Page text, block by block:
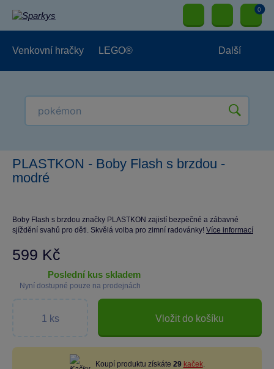
0
Venkovní hračky LEGO® Další
PLASTKON - Boby Flash s brzdou -
modré
Boby Flash s brzdou značky PLASTKON zajistí bezpečné a zábavné
sjíždění svahů pro děti. Skvělá volba pro zimní radovánky! Více informací
599 Kč
poslední kus skladem
Nyní dostupné pouze na prodejnách
Vložit do košíku
Koupí produktu získáte 29 kaček.